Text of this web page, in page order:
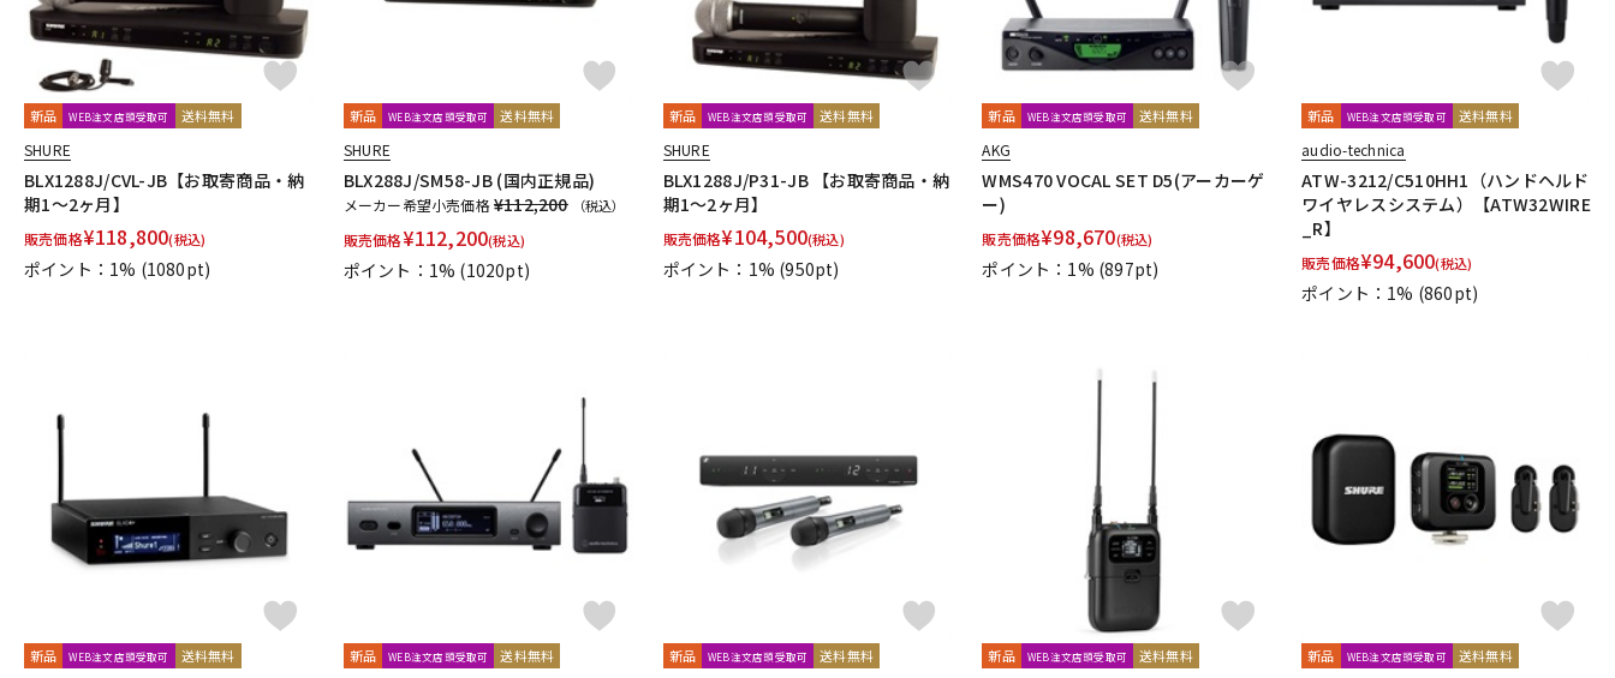
新品 WEB注文店頭受取可 送料無料
SHURE
BLX1288J/CVL-JB【お取寄商品・納
期1～2ヶ月】
販売価格¥118,800(税込)
ポイント：1% (1080pt)
新品 WEB注文店頭受取可 送料無料
SHURE
BLX288J/SM58-JB (国内正規品)
メーカー希望小売価格¥112,200 （税込）
販売価格¥112,200(税込)
ポイント：1% (1020pt)
新品 WEB注文店頭受取可 送料無料
SHURE
BLX1288J/P31-JB 【お取寄商品・納
期1～2ヶ月】
販売価格¥104,500(税込)
ポイント：1% (950pt)
新品 WEB注文店頭受取可 送料無料
AKG
WMS470 VOCAL SET D5(アーカーゲ
ー)
販売価格¥98,670(税込)
ポイント：1% (897pt)
新品 WEB注文店頭受取可 送料無料
audio-technica
ATW-3212/C510HH1（ハンドヘルド
ワイヤレスシステム）【ATW32WIRE
_R】
販売価格¥94,600(税込)
ポイント：1% (860pt)
新品 WEB注文店頭受取可 送料無料 新品 WEB注文店頭受取可 送料無料 新品 WEB注文店頭受取可 送料無料 新品 WEB注文店頭受取可 送料無料 新品 WEB注文店頭受取可 送料無料